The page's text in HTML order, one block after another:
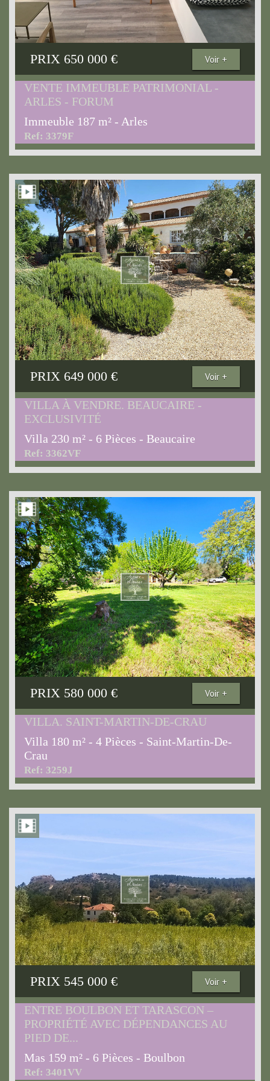
PRIX 650 000 € Voir +
VENTE IMMEUBLE PATRIMONIAL -
ARLES - FORUM
Immeuble 187 m² - Arles
Ref: 3379F
PRIX 649 000 € Voir +
VILLA À VENDRE. BEAUCAIRE -
EXCLUSIVITÉ
Villa 230 m² - 6 Pièces - Beaucaire
Ref: 3362VF
PRIX 580 000 € Voir +
VILLA. SAINT-MARTIN-DE-CRAU
Villa 180 m² - 4 Pièces - Saint-Martin-De-
Crau
Ref: 3259J
PRIX 545 000 € Voir +
ENTRE BOULBON ET TARASCON –
PROPRIÉTÉ AVEC DÉPENDANCES AU
PIED DE...
Mas 159 m² - 6 Pièces - Boulbon
Ref: 3401VV